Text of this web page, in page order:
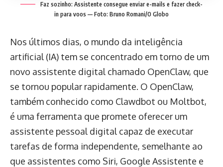
Faz sozinho: Assistente consegue enviar e-mails e fazer check-
in para voos — Foto: Bruno Romani/O Globo
Nos últimos dias, o mundo da inteligência
artificial (IA) tem se concentrado em torno de um
novo assistente digital chamado OpenClaw, que
se tornou popular rapidamente. O OpenClaw,
também conhecido como Clawdbot ou Moltbot,
é uma ferramenta que promete oferecer um
assistente pessoal digital capaz de executar
tarefas de forma independente, semelhante ao
que assistentes como Siri, Google Assistente e